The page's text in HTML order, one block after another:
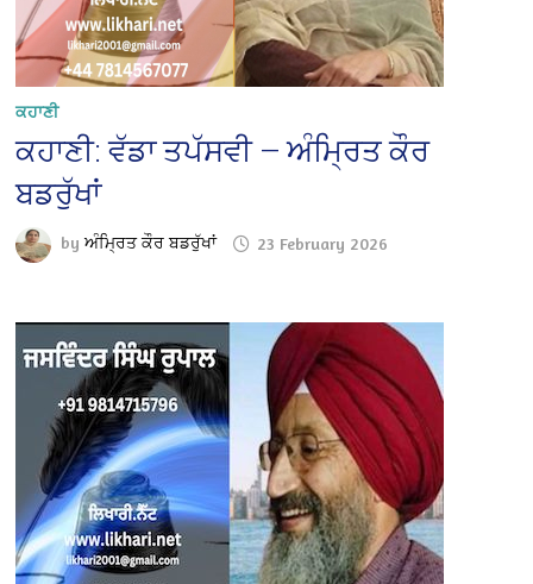
ਕਹਾਣੀ
ਕਹਾਣੀ: ਵੱਡਾ ਤਪੱਸਵੀ — ਅੰਮ੍ਰਿਤ ਕੌਰ
ਬਡਰੁੱਖਾਂ
byਅੰਮ੍ਰਿਤ ਕੌਰ ਬਡਰੁੱਖਾਂ 23 February 2026